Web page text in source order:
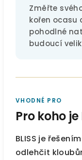
Změřte
kořen
pohodlné
budoucí
VHODNÉ PRO
Pro koho je
BLISS je
odlehčit